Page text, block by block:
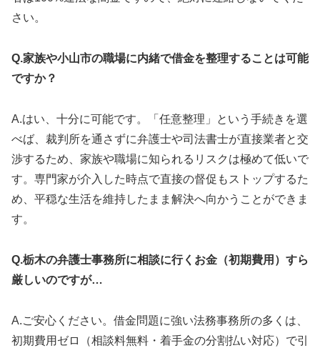
さい。
Q.家族や小山市の職場に内緒で借金を整理することは可能
ですか？
A.はい、十分に可能です。「任意整理」という手続きを選
べば、裁判所を通さずに弁護士や司法書士が直接業者と交
渉するため、家族や職場に知られるリスクは極めて低いで
す。専門家が介入した時点で直接の督促もストップするた
め、平穏な生活を維持したまま解決へ向かうことができま
す。
Q.栃木の弁護士事務所に相談に行くお金（初期費用）すら
厳しいのですが…
A.ご安心ください。借金問題に強い法務事務所の多くは、
初期費用ゼロ（相談料無料・着手金の分割払い対応）で引